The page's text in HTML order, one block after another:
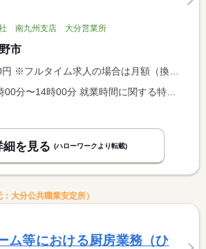
南九州支店 大分営業所
市
人の場合は月額（換算額）、パート求人の場合は時間額を表示しています。
細を見る (ハローワークより転載)
大分公共職業安定所）
ム等における厨房業務（ひ